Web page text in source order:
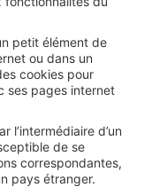
petit élément de
ou dans un
cookies pour
ses pages internet
l’intermédiaire d’un
de se
correspondantes,
pays étranger.